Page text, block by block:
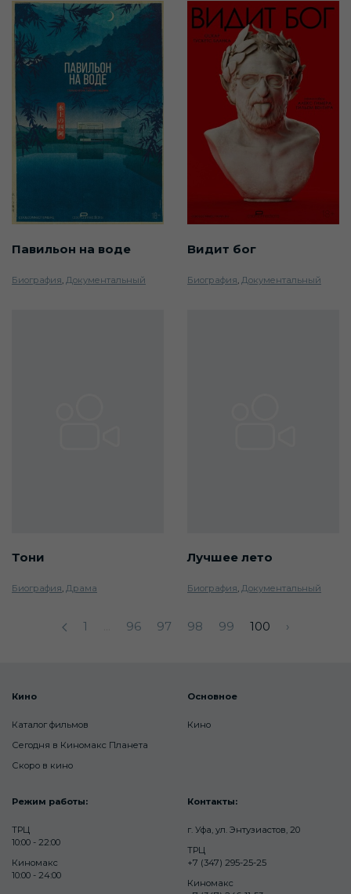
Павильон на воде
Биография Документальный
Видит бог
Биография Документальный
Тони
Биография, Драма
Лучшее лето
Биография, Документальный
1 96 97 98 99 100 ›
Кино
Каталог фильмов
Сегодня в Киномакс Планета
Скоро в кино
Основное
Кино
Режим работы:
ТРЦ
10:00 - 22:00
Киномакс
10:00 - 24:00
Контакты:
г. Уфа, ул. Энтузиастов, 20
ТРЦ
+7 (347) 295-25-25
Киномакс